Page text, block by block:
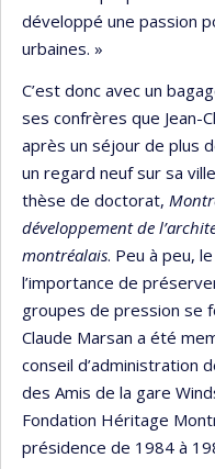
développé une passion
urbaines. »
C’est donc avec un
ses confrères que Jean-
après un séjour de plus
un regard neuf sur sa
thèse de doctorat,
développement de
montréalais. Peu à peu,
l’importance de
groupes de pression se
Claude Marsan a été
conseil d’administration
des Amis de la gare
Fondation Héritage
présidence de 1984 à